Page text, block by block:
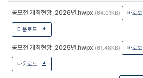
공모전 개최현황_2026년.hwpx (64.01KB) 바로보
다운로드
공모전 개최현황_2025년.hwpx (61.48KB) 바로보
다운로드